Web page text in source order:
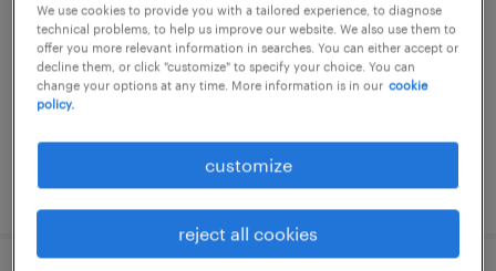
品、倉庫管理
埼玉県大里郡寄居町, 埼玉県
temporary
posted 6 august 2026
We use cookies to provide you with a tailored experience, to diagnose
technical problems, to help us improve our website. We also use them to
offer you more relevant information in searches. You can either accept or
decline them, or click "customize" to specify your choice. You can
change your options at any time. More information is in our cookie
policy.
customize
reject all cookies